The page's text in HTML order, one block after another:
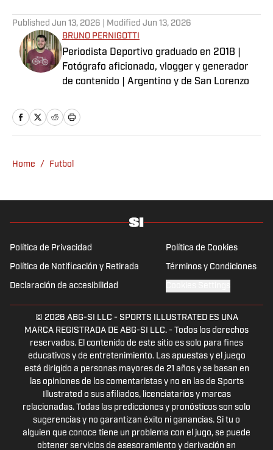
Published Jun 13, 2026 | Modified Jun 13, 2026
BRUNO PERNIGOTTI
Periodista Deportivo graduado en 2018 |
Fotógrafo aficionado, vlogger y generador
de contenido | Argentino y de San Lorenzo
Home / Futbol
Política de Privacidad Política de Cookies
Política de Notificación y Retirada Términos y Condiciones
Declaración de accesibilidad
© 2026 ABG-SI LLC - SPORTS ILLUSTRATED ES UNA
MARCA REGISTRADA DE ABG-SI LLC. - Todos los derechos
reservados. El contenido de este sitio es solo para fines
educativos y de entretenimiento. Las apuestas y el juego
está dirigido a personas mayores de 21 años y se basan en
las opiniones de los comentaristas y no en las de Sports
Illustrated o sus afiliados, licenciatarios y marcas
relacionadas. Todas las predicciones y pronósticos son solo
sugerencias y no garantizan éxito ni ganancias. Si tu o
alguien que conoce tiene un problema con el jugo, se puede
obtener servicios de asesoramiento y derivación en